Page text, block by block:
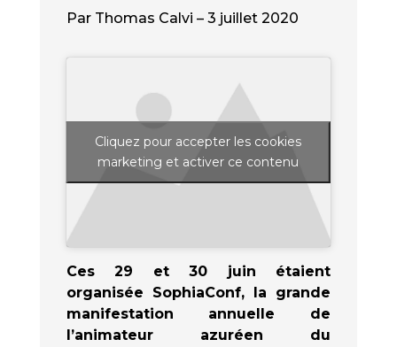
Par Thomas Calvi – 3 juillet 2020
Cliquez pour accepter les cookies
marketing et activer ce contenu
Ces 29 et 30 juin étaient
organisée SophiaConf, la grande
manifestation annuelle de
l’animateur azuréen du